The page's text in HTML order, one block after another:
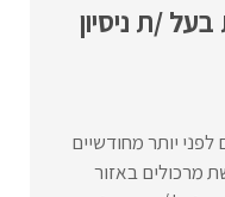
/ת ניסיון
לפני יותר מחודשיים
מרכולים באזור